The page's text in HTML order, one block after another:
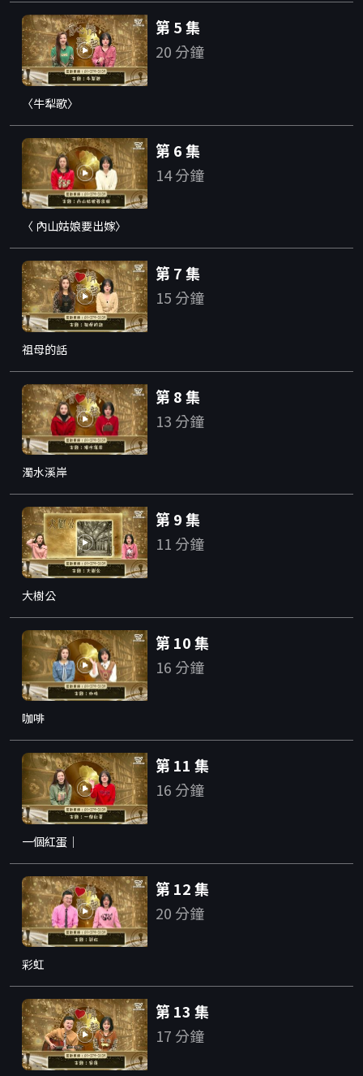
第 5 集
20 分鐘
〈牛犁歌〉
第 6 集
14 分鐘
〈 內山姑娘要出嫁〉
第 7 集
15 分鐘
祖母的話
第 8 集
13 分鐘
濁水溪岸
第 9 集
11 分鐘
大樹公
第 10 集
16 分鐘
咖啡
第 11 集
16 分鐘
一個紅蛋｜
第 12 集
20 分鐘
彩虹
第 13 集
17 分鐘